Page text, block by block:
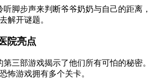
脚步声来判断爷爷奶奶与自己的距离，
解开谜题。
院亮点
三部游戏揭示了他们所有可怕的秘密。
怖游戏拥有多个关卡。